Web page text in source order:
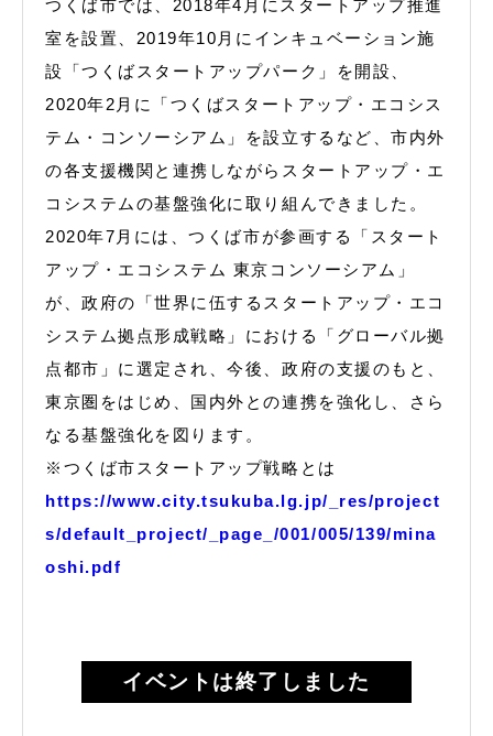
つくば市では、2018年4月にスタートアップ推進
室を設置、2019年10月にインキュベーション施
設「つくばスタートアップパーク」を開設、
2020年2月に「つくばスタートアップ・エコシス
テム・コンソーシアム」を設立するなど、市内外
の各支援機関と連携しながらスタートアップ・エ
コシステムの基盤強化に取り組んできました。
2020年7月には、つくば市が参画する「スタート
アップ・エコシステム 東京コンソーシアム」
が、政府の「世界に伍するスタートアップ・エコ
システム拠点形成戦略」における「グローバル拠
点都市」に選定され、今後、政府の支援のもと、
東京圏をはじめ、国内外との連携を強化し、さら
なる基盤強化を図ります。
※つくば市スタートアップ戦略とは
https://www.city.tsukuba.lg.jp/_res/project
s/default_project/_page_/001/005/139/mina
oshi.pdf
イベントは終了しました